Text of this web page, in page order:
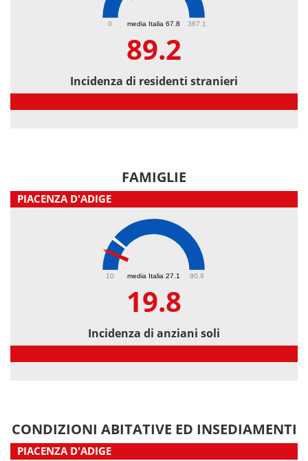
media Italia 67.8
0 367.1
89.2
Incidenza di residenti stranieri
FAMIGLIE
PIACENZA D'ADIGE
media Italia 27.1
10 90.9
19.8
Incidenza di anziani soli
CONDIZIONI ABITATIVE ED INSEDIAMENTI
PIACENZA D'ADIGE